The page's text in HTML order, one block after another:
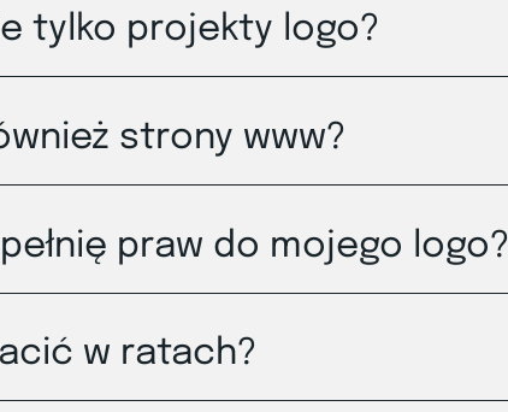
tylko projekty logo?
strony www?
praw do mojego logo?
w ratach?